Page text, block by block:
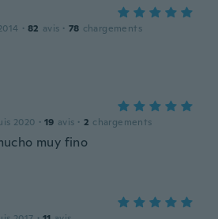
· 82 avis · 78 chargements
2020 · 19 avis · 2 chargements
muy fino